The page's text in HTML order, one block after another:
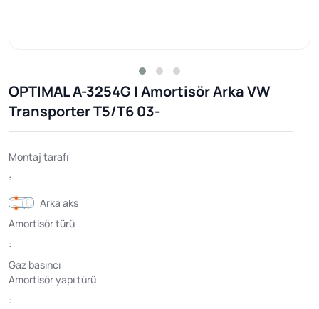
OPTIMAL A-3254G | Amortisör Arka VW
Transporter T5/T6 03-
Montaj tarafı
:
Arka aks
Amortisör türü
:
Gaz basıncı
Amortisör yapı türü
: